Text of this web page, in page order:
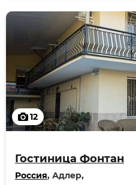
12
Гостиница Фонтан
Россия, Адлер,